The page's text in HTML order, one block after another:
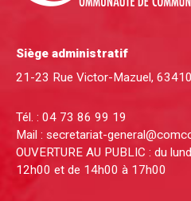
Siège administratif
21-23 Rue Victor-Mazuel,
Tél. : 04 73 86 99 19
Mail : secretariat-
OUVERTURE AU PUBLIC : du
12h00 et de 14h00 à 17h00